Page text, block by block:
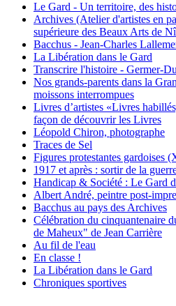
Le Gard - Un territoire, des
Archives (Atelier d'artistes en
supérieure des Beaux Arts de
Bacchus - Jean-Charles
La Libération dans le Gard
Transcrire l'histoire - Germer-
Nos grands-parents dans la
moissons interrompues
Livres d’artistes «Livres
façon de découvrir les Livres
Léopold Chiron, photographe
Traces de Sel
Figures protestantes gardoises
1917 et après : sortir de la
Handicap & Société : Le Gard
Albert André, peintre post-
Bacchus au pays des Archives
Célébration du cinquantenaire
de Maheux" de Jean Carrière
Au fil de l'eau
En classe !
La Libération dans le Gard
Chroniques sportives